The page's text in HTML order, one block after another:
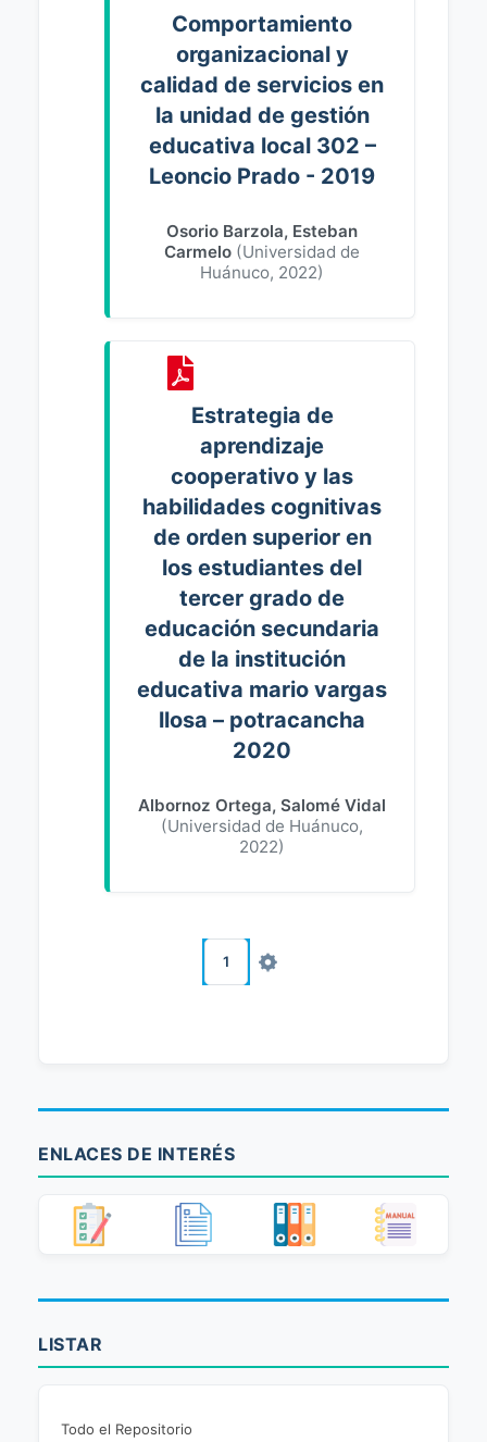
Comportamiento
organizacional y
calidad de servicios en
la unidad de gestión
educativa local 302 –
Leoncio Prado - 2019
Osorio Barzola, Esteban
Carmelo (Universidad de
Huánuco, 2022)
Estrategia de
aprendizaje
cooperativo y las
habilidades cognitivas
de orden superior en
los estudiantes del
tercer grado de
educación secundaria
de la institución
educativa mario vargas
llosa – potracancha
2020
Albornoz Ortega, Salomé Vidal
(Universidad de Huánuco,
2022)
1
ENLACES DE INTERÉS
LISTAR
Todo el Repositorio